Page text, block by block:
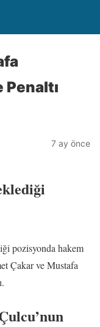
Penaltı
7 ay önce
pozisyonda hakem
Çakar ve Mustafa